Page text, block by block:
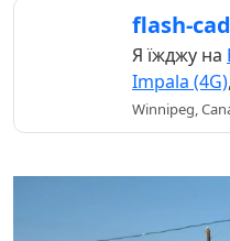
flash-
Я їжджу на
Impala (4G),
Winnipeg,